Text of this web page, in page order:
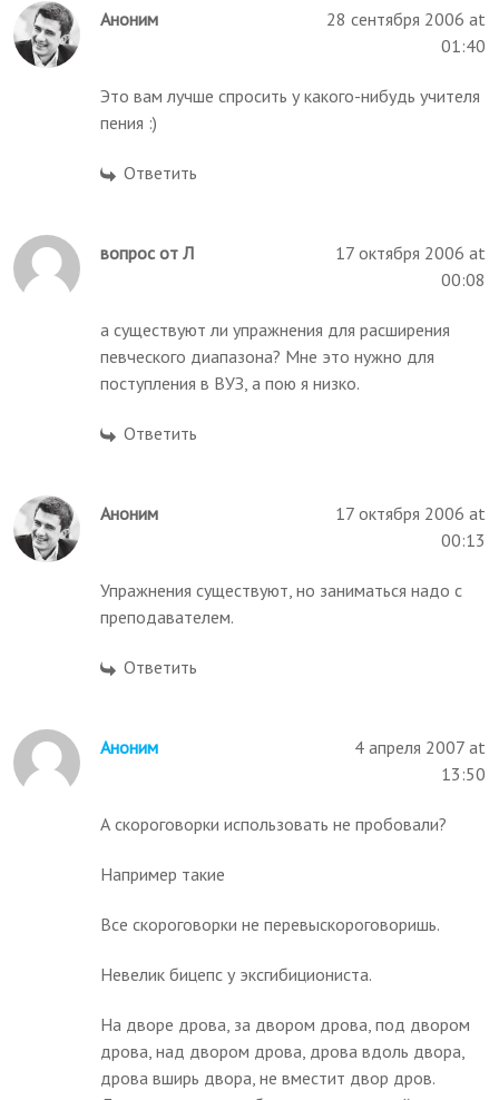
Аноним
28 сентября 2006 at
01:40
Это вам лучше спросить у какого-нибудь учителя
пения :)
Ответить
вопрос от Л
17 октября 2006 at
00:08
а существуют ли упражнения для расширения
певческого диапазона? Мне это нужно для
поступления в ВУЗ, а пою я низко.
Ответить
Аноним
17 октября 2006 at
00:13
Упражнения существуют, но заниматься надо с
преподавателем.
Ответить
Аноним
4 апреля 2007 at
13:50
А скороговорки использовать не пробовали?
Например такие
Все скороговорки не перевыскороговоришь.
Невелик бицепс у эксгибициониста.
На дворе дрова, за двором дрова, под двором
дрова, над двором дрова, дрова вдоль двора,
дрова вширь двора, не вместит двор дров.